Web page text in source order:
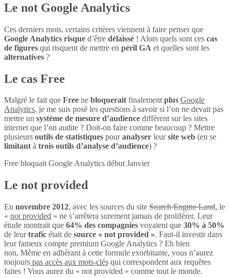
Le not Google Analytics
Ces derniers mois, certains critères viennent à faire penser que
Google Analytics risque d’être délaissé ! Alors quels sont ces cas
de figures qui risquent de mettre en péril GA et quelles sont les
alternatives ?
Le cas Free
Malgré le fait que Free ne bloqueraitfinalementplus Google
Analytics, je me suis posé les questions à savoir si l’on ne devait pas
mettre un système de mesure d’audience différent sur les sites
internet que l’on audite ? Doit-on faire comme beaucoup ? Mettre
plusieurs outils de statistiques pouranalyser leursite web (en se
limitantà trois outils d’analyse d’audience) ?
Free bloquait Google Analytics début Janvier
Le not provided
En novembre 2012, avec les sources du site Search Engine Land, le
« not provided » ne s’arrêtera surement jamais de proliférer. Leur
étude montrait que 64% des compagnies voyaient que 30% à 50%
de leurtrafic était de source « not provided ». Faut-il investir dans
leur fameux compte premium Google Analytics ? Eh bien
non, Même en adhérant à cette formule exorbitante, vous n’aurez
toujours pas accès aux mots-clés qui correspondent aux requêtes
faites ! Vous aurez du « not provided » comme tout le monde.